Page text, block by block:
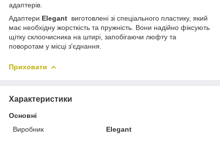
адаптерів.
Адаптери Elegant виготовлені зі спеціального пластику, який
має необхідну жорсткість та пружність. Вони надійно фіксують
щітку склоочисника на штирі, запобігаючи люфту та
поворотам у місці з'єднання.
Приховати
Характеристики
Основні
Виробник
Elegant